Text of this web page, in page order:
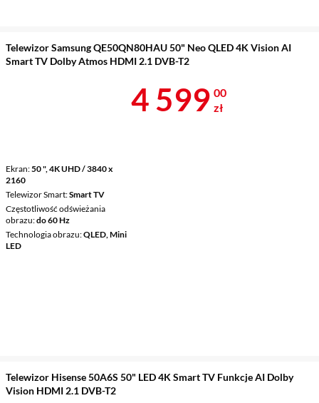
Telewizor Samsung QE50QN80HAU 50" Neo QLED 4K Vision AI
Smart TV Dolby Atmos HDMI 2.1 DVB-T2
Ekran 50 ", 4K UHD / 3840 x
2160
Telewizor Smart Smart TV
Częstotliwość odświeżania
obrazu do 60 Hz
Technologia obrazu QLED, Mini
LED
Cena 4 599 zł
4 599 00
zł
Telewizor Hisense 50A6S 50" LED 4K Smart TV Funkcje AI Dolby
Vision HDMI 2.1 DVB-T2